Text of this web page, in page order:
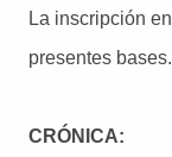
La inscripción
presentes bases.
CRÓNICA: